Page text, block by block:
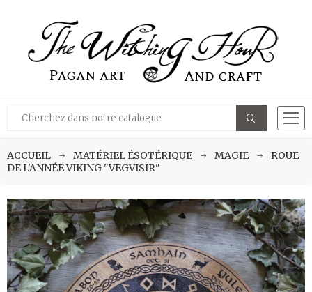
ACCUEIL MATÉRIEL ÉSOTÉRIQUE MAGIE
ROUE
DE L'ANNÉE VIKING "VEGVISIR"